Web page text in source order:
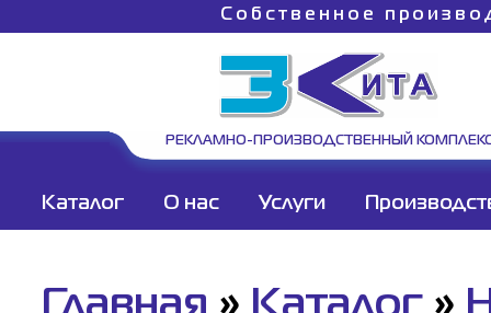
Собственное
РЕКЛАМНО-ПРОИЗВОДСТВЕННЫЙ
Каталог О нас Услуги